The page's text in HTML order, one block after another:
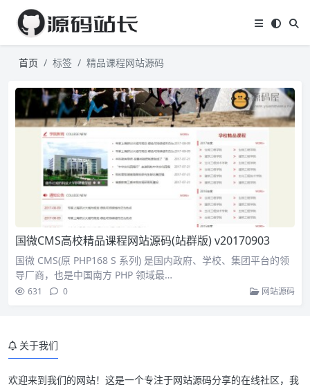
首页 标签 精品课程网站源码
国微CMS高校精品课程网站源码(站群版) v20170903
国微 CMS(原 PHP168 S 系列) 是国内政府、学校、集团平台的领
导厂商，也是中国南方 PHP 领域最…
631 0 网站源码
关于我们
欢迎来到我们的网站！这是一个专注于网站源码分享的在线社区，我